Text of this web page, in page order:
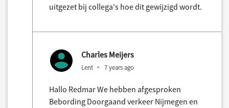
uitgezet bij collega's hoe dit gewijzigd wordt.
Charles Meijers
Lent 7 years ago
Hallo Redmar We hebben afgesproken
Bebording Doorgaand verkeer Nijmegen en